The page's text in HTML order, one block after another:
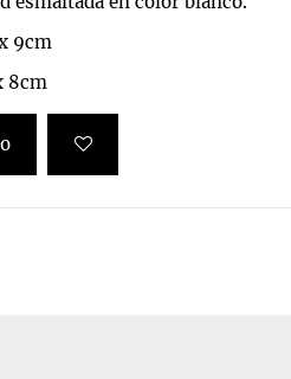
9cm
8cm